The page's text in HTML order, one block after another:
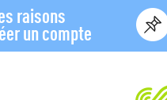
raisons
un compte